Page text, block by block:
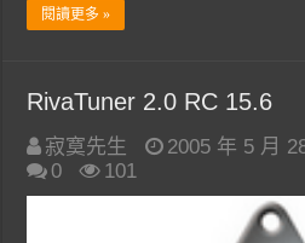
閱讀更多 »
RivaTuner 2.0 RC 15.6
寂寞先生 2005 年 5 月
0
101